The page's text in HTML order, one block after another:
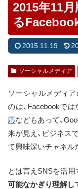
2015年11月
る
2015.11.19
ソーシャルメディア
ソーシャルメディ
のは、Facebookで
応などもあって、
来が見え、ビジネス
て興味深いチャネル
とは言えSNSを活用
可能なかぎり理解し